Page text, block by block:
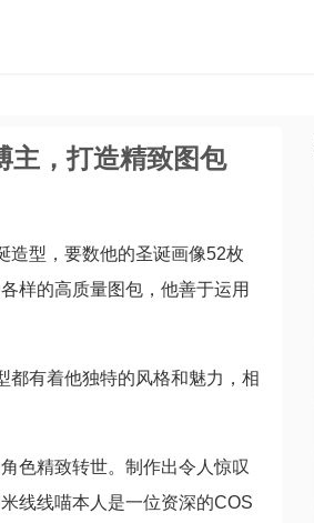
主，打造精致图包
造型，要数他的圣诞画像52枚
样的高质量图包，他善于运用
都有着他独特的风格和魅力，相
色精致转世。制作出令人惊叹
线线喵本人是一位资深的COS